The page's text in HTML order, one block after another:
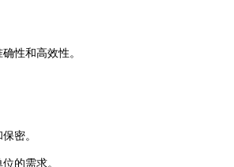
性和高效性。
密。
的需求。